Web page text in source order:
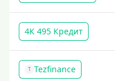
На дебетовую карту
На кредитную карту
На виртуальную карту
На неименную карту
4К 495 Кредит
T Tezfinance